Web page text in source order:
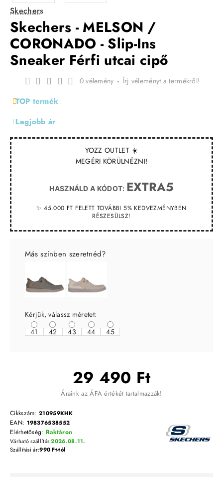
Skechers
Skechers - MELSON /
CORONADO - Slip-Ins
Sneaker Férfi utcai cipő
YOZZ OUTLET ☀️
MEGÉRI KÖRÜLNÉZNI!
HASZNÁLD A KÓDOT: EXTRA5
✨ 45.000 FT FELETT TOVÁBBI 5% KEDVEZMÉNYBEN
RÉSZESÜLSZ!
TOP termék
Legjobb ár
0 vélemény - Írj véleményt a termékről!
29 490 Ft
Áraink az ÁFA értékét tartalmazzák!
Cikkszám: 210959KHK
EAN: 198376538552
Elérhetőség: Raktáron
Várható szállítás:2026.08.11.
Szállítási ár:990 Ft-tól
Más színben szeretnéd?
Kérjük, válassz méretet:
41
42 43 44 45